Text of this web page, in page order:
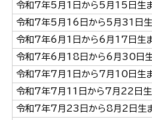
令和7年5月1日から5月15日生
令和7年5月16日から5月31日生
令和7年6月1日から6月17日生
令和7年6月18日から6月30日
令和7年7月1日から7月10日生
令和7年7月11日から7月22日生
令和7年7月23日から8月2日生